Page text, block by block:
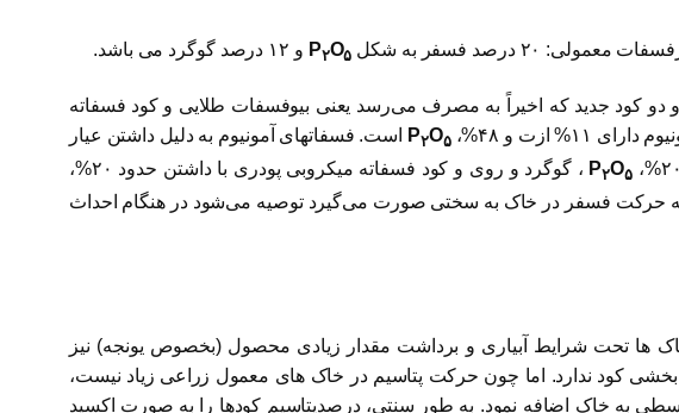
P۲O۵ و ۱۲ درصد گوگرد می باشد.
دو کود جدید که اخیراً به مصرف می‌رسد یعنی بیوفسفات طلایی و کود فسفاته
ازت و ۴۸%، P۲O۵
است. فسفاتهای آمونیوم به دلیل داشتن عیار
P۲O۵
، گوگرد و روی و کود فسفاته میکروبی پودری با داشتن حدود ۲۰%،
که حرکت فسفر در خاک به سختی صورت می‌گیرد توصیه می‌شود در هنگام احداث
ها تحت شرایط آبیاری و برداشت مقدار زیادی محصول (بخصوص یونجه) نیز
کود ندارد. اما چون حرکت پتاسیم در خاک های معمول زراعی زیاد نیست،
به خاک اضافه نمود. به طور سنتی، درصدپتاسیم کودها را به صورت اکسید